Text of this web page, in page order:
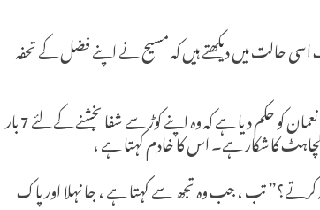
حالت میں دیکھتے ہیں کہ مسیح نے اپنے فضل کے تحفہ
مثال کے طور پر ،دوسرے سلاطین میں ، نبی الیشع نے شامی کپتان نعمان کو حکم دیا ہے کہ وہ اپنے کوڑ سے شفا بخشنے کے لئے 7 بار
کا شکار ہے۔ اس کا خادم کہتا ہے ،
نہ کرتے؟” تب ، جب وہ تجھ سے کہتا ہے ، جا نہلا اور پاک